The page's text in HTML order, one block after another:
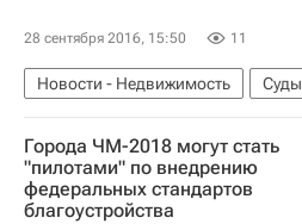
28 сентября 2016, 15:50 11
Новости - Недвижимость Суды
Россия
Города ЧМ-2018 могут стать
"пилотами" по внедрению
федеральных стандартов
благоустройства